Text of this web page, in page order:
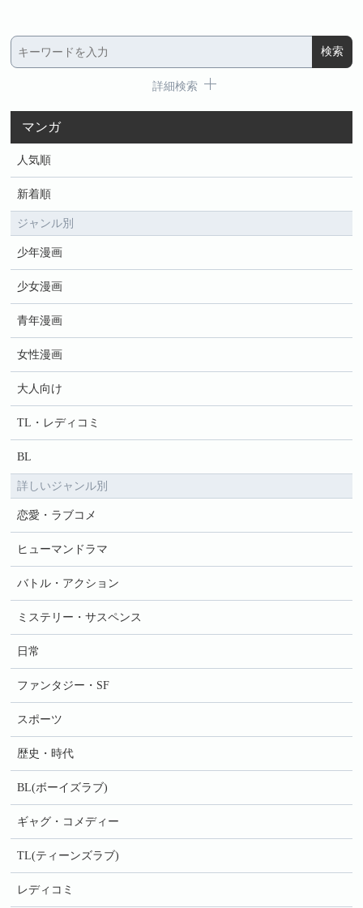
詳細検索
マンガ
人気順
新着順
ジャンル別
少年漫画
少女漫画
青年漫画
女性漫画
大人向け
TL・レディコミ
BL
詳しいジャンル別
恋愛・ラブコメ
ヒューマンドラマ
バトル・アクション
ミステリー・サスペンス
日常
ファンタジー・SF
スポーツ
歴史・時代
BL(ボーイズラブ)
ギャグ・コメディー
TL(ティーンズラブ)
レディコミ